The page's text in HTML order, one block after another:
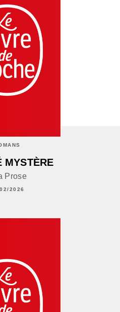
MYSTÈRE
Prose
2026